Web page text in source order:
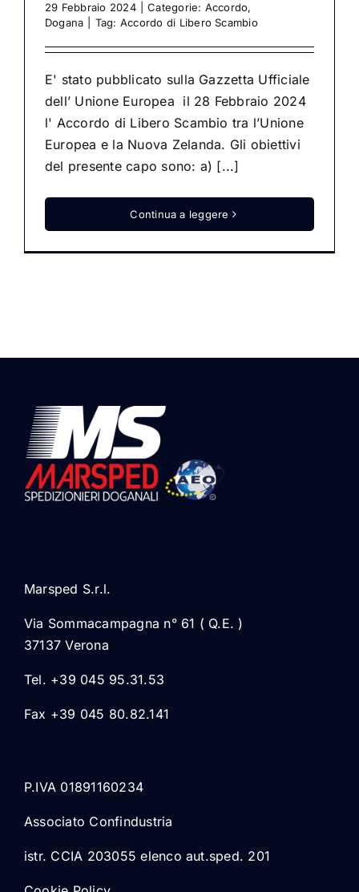
29 Febbraio 2024 Categorie: Accordo,
Dogana
Tag: Accordo di Libero Scambio
E' stato pubblicato sulla Gazzetta Ufficiale
dell’ Unione Europea il 28 Febbraio 2024
l' Accordo di Libero Scambio tra l’Unione
Europea e la Nuova Zelanda. Gli obiettivi
del presente capo sono: a) [...]
Continua a leggere
Marsped S.r.l.
Via Sommacampagna n° 61 ( Q.E. )
37137 Verona
Tel. +39 045 95.31.53
Fax +39 045 80.82.141
P.IVA 01891160234
Associato Confindustria
istr. CCIA 203055 elenco aut.sped. 201